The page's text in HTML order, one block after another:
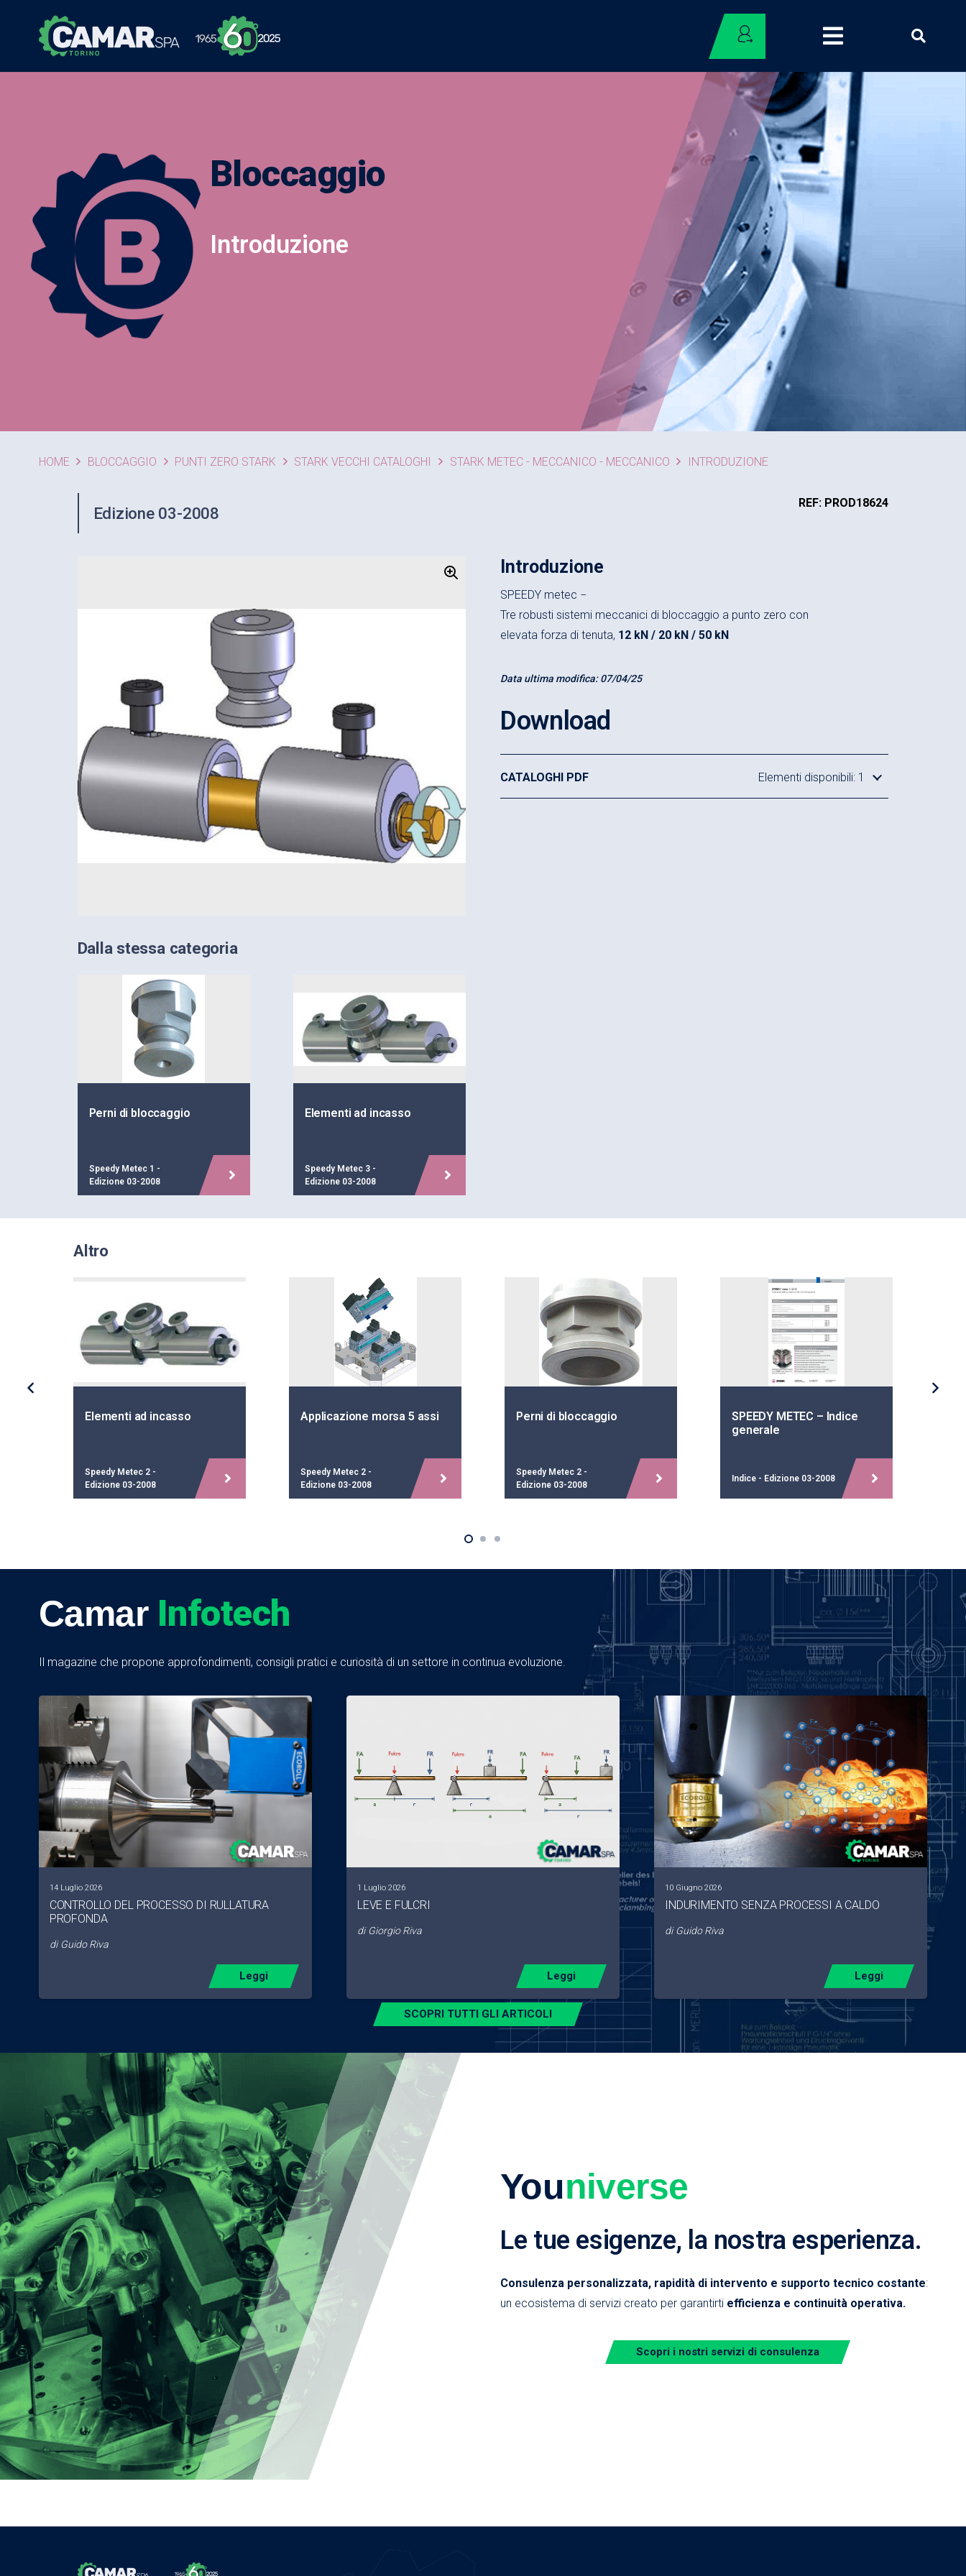
Bloccaggio
Introduzione
HOME BLOCCAGGIO PUNTI ZERO STARK STARK VECCHI CATALOGHI STARK METEC - MECCANICO - MECCANICO INTRODUZIONE
Edizione 03-2008
REF: PROD18624
Dalla stessa categoria
Perni di bloccaggio
Speedy Metec 1 -
Edizione 03-2008
Elementi ad incasso
Speedy Metec 3 -
Edizione 03-2008
Introduzione
SPEEDY metec −
Tre robusti sistemi meccanici di bloccaggio a punto zero con
elevata forza di tenuta, 12 kN / 20 kN / 50 kN
Data ultima modifica:07/04/25
Download
CATALOGHI PDF Elementi disponibili: 1
Altro
Elementi ad incasso
Speedy Metec 2 -
Edizione 03-2008
Applicazione morsa 5 assi
Speedy Metec 2 -
Edizione 03-2008
Perni di bloccaggio
Speedy Metec 2 -
Edizione 03-2008
SPEEDY METEC – Indice
generale
Indice - Edizione 03-2008
Camar Infotech
Il magazine che propone approfondimenti, consigli pratici e curiosità di un settore in continua evoluzione.
14 Luglio 2026
CONTROLLO DEL PROCESSO DI RULLATURA
PROFONDA
di Guido Riva
Leggi
1 Luglio 2026
LEVE E FULCRI
di Giorgio Riva
Leggi
10 Giugno 2026
INDURIMENTO SENZA PROCESSI A CALDO
di Guido Riva
Leggi
SCOPRI TUTTI GLI ARTICOLI
Youniverse
Le tue esigenze, la nostra esperienza.
Consulenza personalizzata, rapidità di intervento e supporto tecnico costante:
un ecosistema di servizi creato per garantirti efficienza e continuità operativa.
Scopri i nostri servizi di consulenza